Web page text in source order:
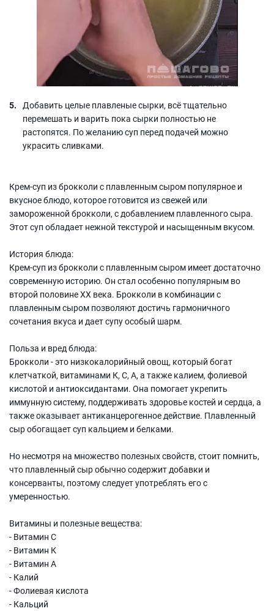
Добавить целые плавленые сырки, всё тщательно
перемешать и варить пока сырки полностью не
растопятся. По желанию суп перед подачей можно
украсить сливками.
Крем-суп из брокколи с плавленным сыром популярное и
вкусное блюдо, которое готовится из свежей или
замороженной брокколи, с добавлением плавленного сыра.
Этот суп обладает нежной текстурой и насыщенным вкусом.
История блюда:
Крем-суп из брокколи с плавленным сыром имеет достаточно
современную историю. Он стал особенно популярным во
второй половине XX века. Брокколи в комбинации с
плавленным сыром позволяют достичь гармоничного
сочетания вкуса и дает супу особый шарм.
Польза и вред блюда:
Брокколи - это низкокалорийный овощ, который богат
клетчаткой, витаминами К, С, А, а также калием, фолиевой
кислотой и антиоксидантами. Она помогает укрепить
иммунную систему, поддерживать здоровье костей и сердца, а
также оказывает антиканцерогенное действие. Плавленный
сыр обогащает суп кальцием и белками.
Но несмотря на множество полезных свойств, стоит помнить,
что плавленный сыр обычно содержит добавки и
консерванты, поэтому следует употреблять его с
умеренностью.
Витамины и полезные вещества:
- Витамин С
- Витамин К
- Витамин А
- Калий
- Фолиевая кислота
- Кальций